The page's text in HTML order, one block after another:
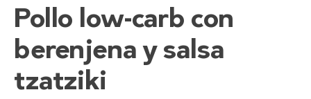
Pollo low-carb con
berenjena y salsa
tzatziki